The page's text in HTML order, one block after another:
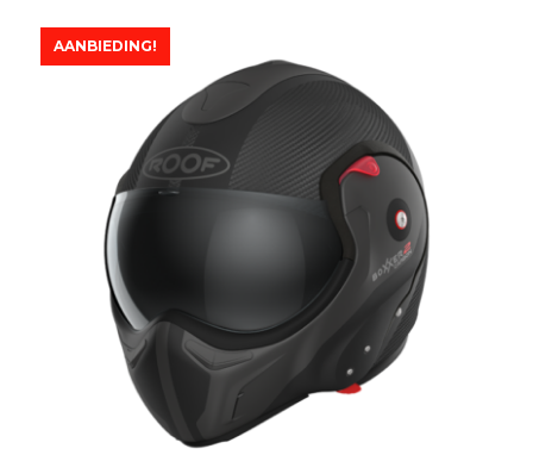
AANBIEDING!